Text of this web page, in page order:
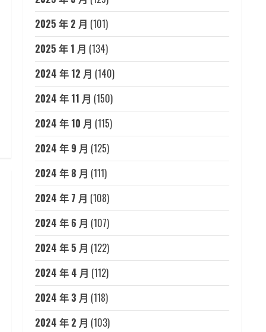
2025 年 2 月 (101)
2025 年 1 月 (134)
2024 年 12 月 (140)
2024 年 11 月 (150)
2024 年 10 月 (115)
2024 年 9 月 (125)
2024 年 8 月 (111)
2024 年 7 月 (108)
2024 年 6 月 (107)
2024 年 5 月 (122)
2024 年 4 月 (112)
2024 年 3 月 (118)
2024 年 2 月 (103)